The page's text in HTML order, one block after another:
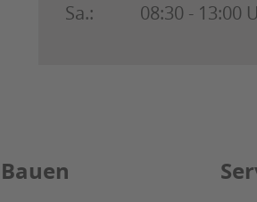
Sa.:
08:30 - 13:00
Bauen